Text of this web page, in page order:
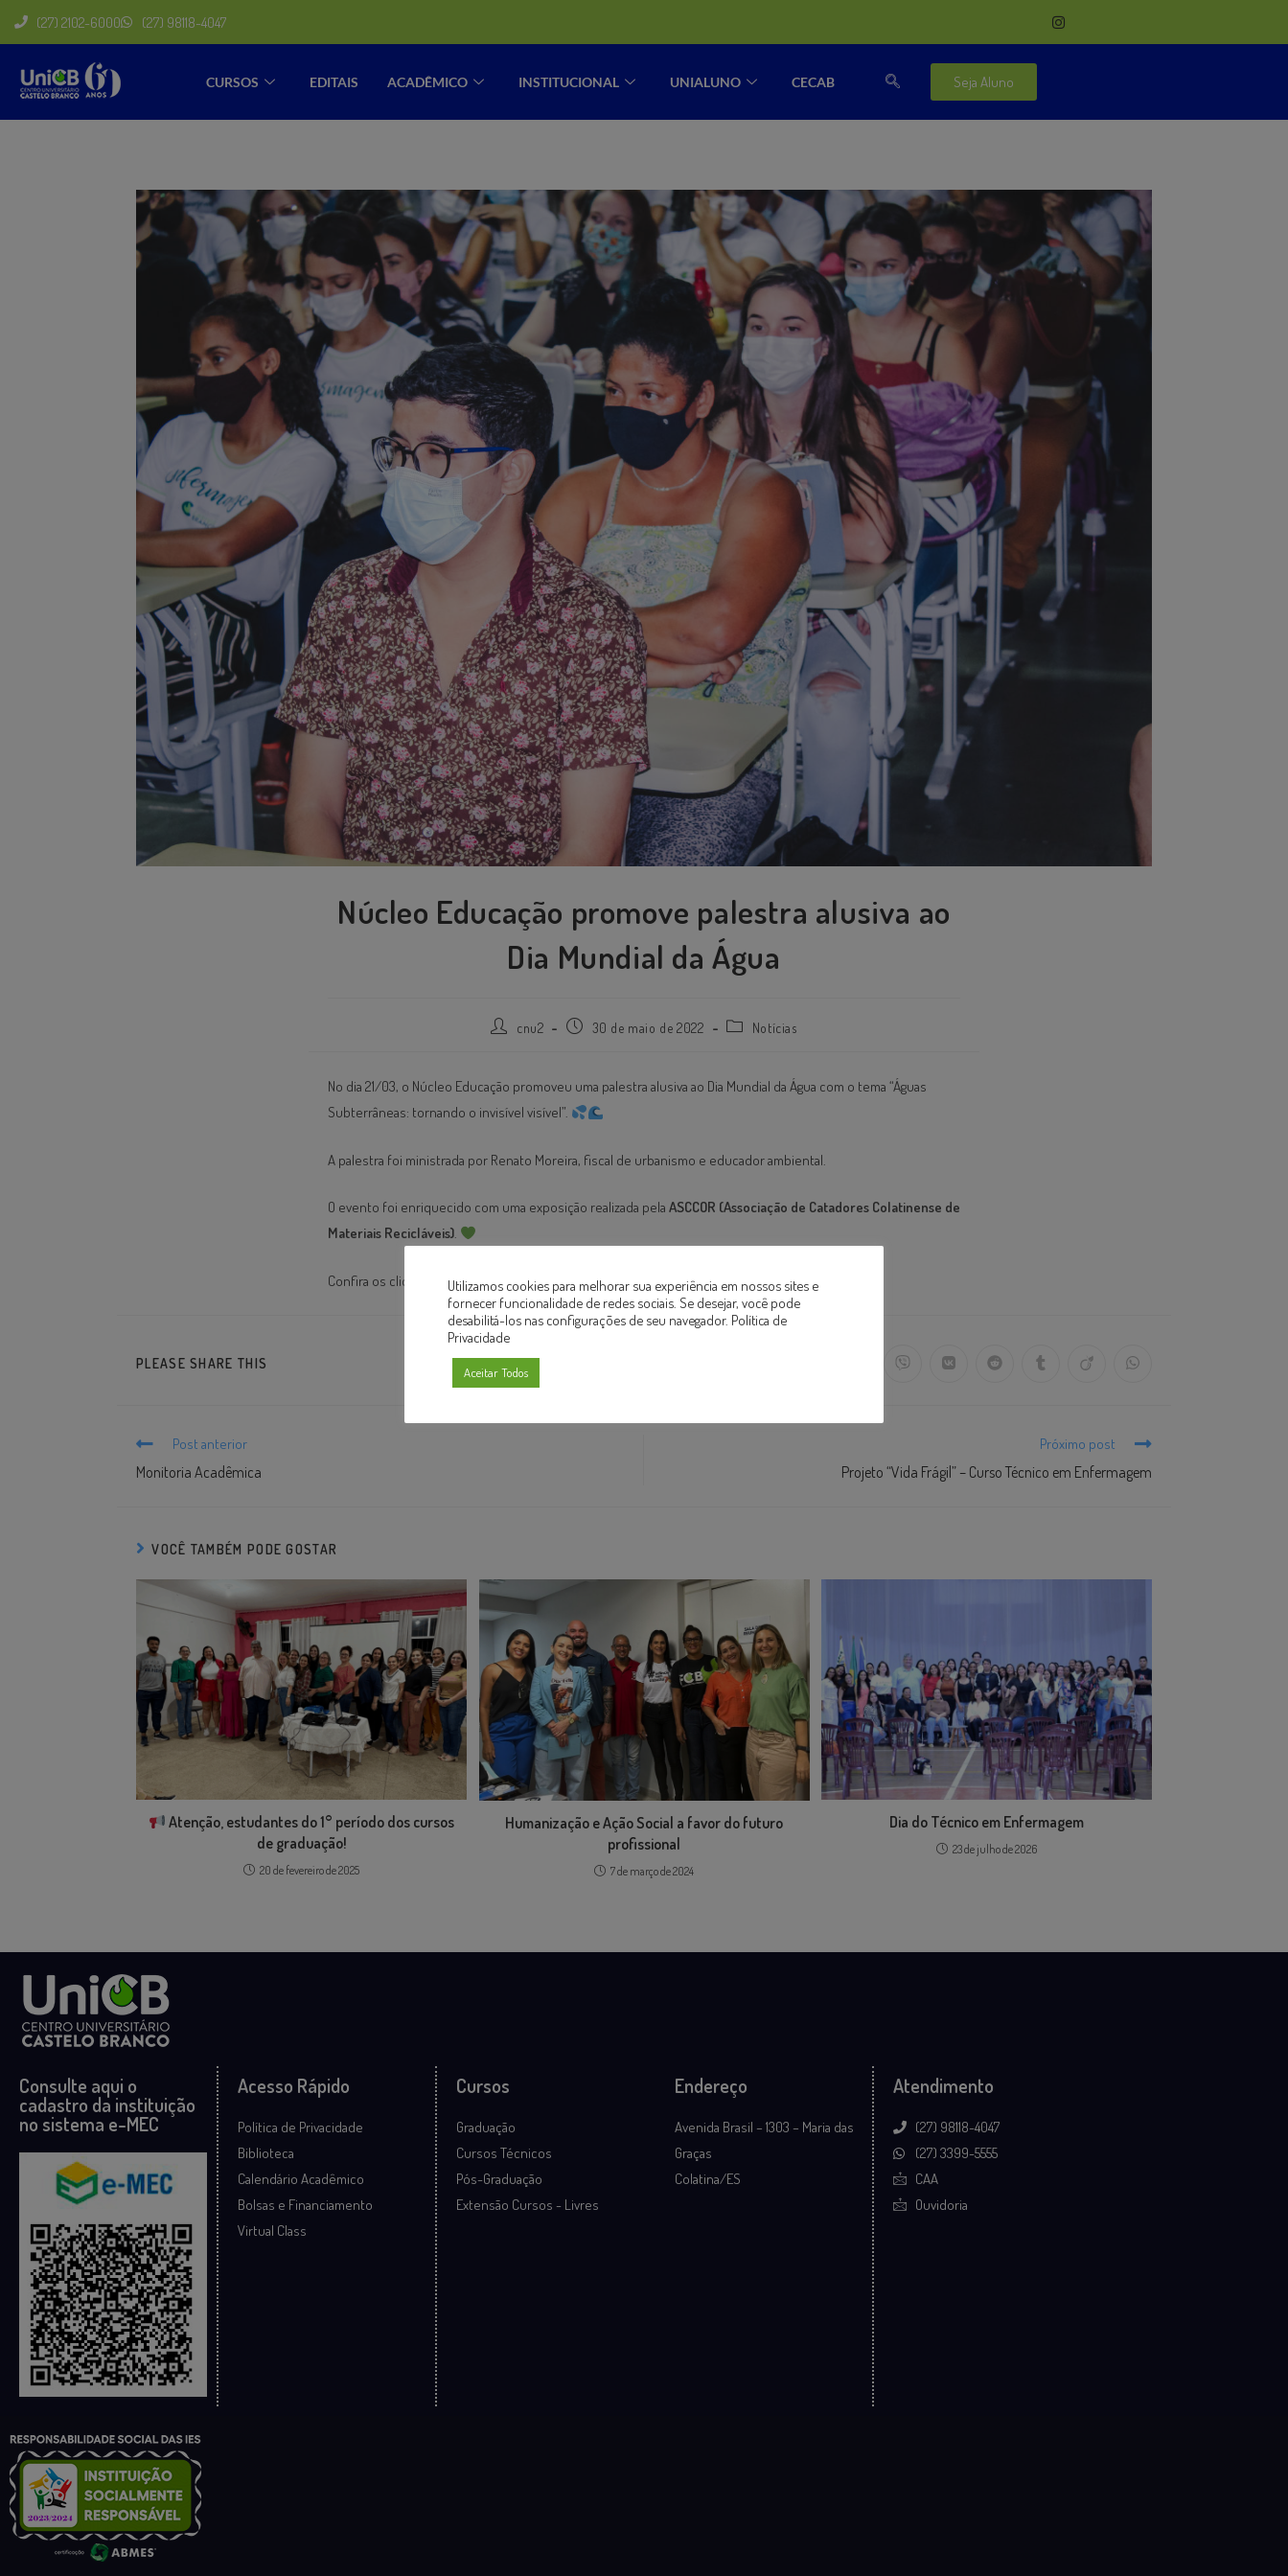
(27) 2102-6000 (27) 98118-4047
CURSOS EDITAIS ACADÊMICO INSTITUCIONAL UNIALUNO CECAB Seja Aluno
Núcleo Educação promove palestra alusiva ao
Dia Mundial da Água
cnu2 30 de maio de 2022 Notícias
No dia 21/03, o Núcleo Educação promoveu uma palestra alusiva ao Dia Mundial da Água com o tema “Águas
Subterrâneas: tornando o invisível visível”.
A palestra foi ministrada por Renato Moreira, fiscal de urbanismo e educador ambiental.
O evento foi enriquecido com uma exposição realizada pela ASCCOR (Associação de Catadores Colatinense de
Materiais Recicláveis).
Confira os cliques!
PLEASE SHARE THIS
Post anterior
Monitoria Acadêmica
Próximo post
Projeto “Vida Frágil” – Curso Técnico em Enfermagem
VOCÊ TAMBÉM PODE GOSTAR
Atenção, estudantes do 1° período dos cursos
de graduação!
20 de fevereiro de 2025
Humanização e Ação Social a favor do futuro
profissional
7 de março de 2024
Dia do Técnico em Enfermagem
23 de julho de 2026
Consulte aqui o
cadastro da instituição
no sistema e-MEC
Acesso Rápido
Política de Privacidade
Biblioteca
Calendário Acadêmico
Bolsas e Financiamento
Virtual Class
Cursos
Graduação
Cursos Técnicos
Pós-Graduação
Extensão Cursos - Livres
Endereço
Avenida Brasil – 1303 – Maria das
Graças
Colatina/ES
Atendimento
(27) 98118-4047
(27) 3399-5555
CAA
Ouvidoria
Utilizamos cookies para melhorar sua experiência em nossos sites e
fornecer funcionalidade de redes sociais. Se desejar, você pode
desabilitá-los nas configurações de seu navegador. Política de
Privacidade
Aceitar Todos